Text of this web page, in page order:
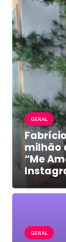
GERAL
milhão
“Me
GERAL